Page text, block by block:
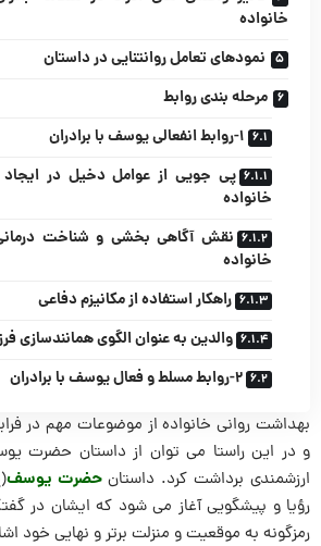
خانواده
نمودهاى تعامل روانتنایى در داستان
مرحله بندى روابط
1-روابط انفعالى یوسف با برادران
پی جویى از عوامل دخیل در
خانواده
نقش آگاهی بخشى و شناخت
خانواده
راهکار استفاده از مکانیزم دفاعى
والدین به عنوان الگوى همانندسازى
2-روابط مسلط و فعال یوسف با برادران
بهداشت روانی خانواده از موضوعات مهم در
و در این راستا می توان از داستان حضرت
ارزشمندی برداشت کرد. داستانحضرت یوسف‌
رؤیا و پیشگویى آغاز می شود که ایشان در
رمزگونه به موقعیت و منزلت‌ برتر و نهایى خود